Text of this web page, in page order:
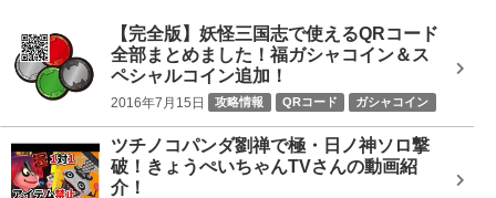
【完全版】妖怪三国志で使えるQRコード
全部まとめました！福ガシャコイン＆ス
ペシャルコイン追加！
2016年7月15日 攻略情報 QRコード ガシャコイン
ツチノコパンダ劉禅で極・日ノ神ソロ撃
破！きょうぺいちゃんTVさんの動画紹
介！